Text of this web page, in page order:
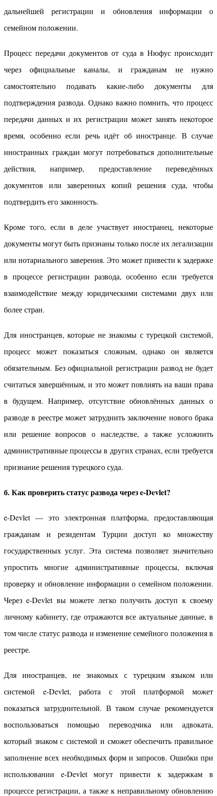
дальнейшей регистрации и обновления информации о
семейном положении.
Процесс передачи документов от суда в Нюфус происходит
через официальные каналы, и гражданам не нужно
самостоятельно подавать какие-либо документы для
подтверждения развода. Однако важно помнить, что процесс
передачи данных и их регистрации может занять некоторое
время, особенно если речь идёт об иностранце. В случае
иностранных граждан могут потребоваться дополнительные
действия, например, предоставление переведённых
документов или заверенных копий решения суда, чтобы
подтвердить его законность.
Кроме того, если в деле участвует иностранец, некоторые
документы могут быть признаны только после их легализации
или нотариального заверения. Это может привести к задержке
в процессе регистрации развода, особенно если требуется
взаимодействие между юридическими системами двух или
более стран.
Для иностранцев, которые не знакомы с турецкой системой,
процесс может показаться сложным, однако он является
обязательным. Без официальной регистрации развод не будет
считаться завершённым, и это может повлиять на ваши права
в будущем. Например, отсутствие обновлённых данных о
разводе в реестре может затруднить заключение нового брака
или решение вопросов о наследстве, а также усложнить
административные процессы в других странах, если требуется
признание решения турецкого суда.
б. Как проверить статус развода через e-Devlet?
e-Devlet — это электронная платформа, предоставляющая
гражданам и резидентам Турции доступ ко множеству
государственных услуг. Эта система позволяет значительно
упростить многие административные процессы, включая
проверку и обновление информации о семейном положении.
Через e-Devlet вы можете легко получить доступ к своему
личному кабинету, где отражаются все актуальные данные, в
том числе статус развода и изменение семейного положения в
реестре.
Для иностранцев, не знакомых с турецким языком или
системой e-Devlet, работа с этой платформой может
показаться затруднительной. В таком случае рекомендуется
воспользоваться помощью переводчика или адвоката,
который знаком с системой и сможет обеспечить правильное
заполнение всех необходимых форм и запросов. Ошибки при
использовании e-Devlet могут привести к задержкам в
процессе регистрации, а также к неправильному обновлению